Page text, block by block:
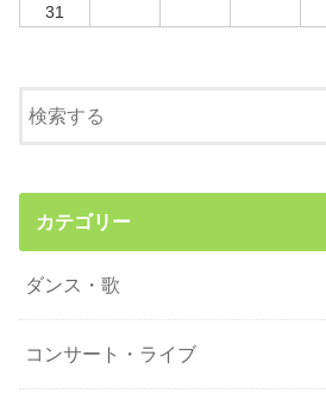
31
カテゴリー
ダンス・歌
コンサート・ライブ